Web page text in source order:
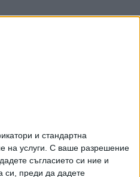
и стандартна
на услуги. С ваше разрешение
съгласието си ние и
си, преди да дадете